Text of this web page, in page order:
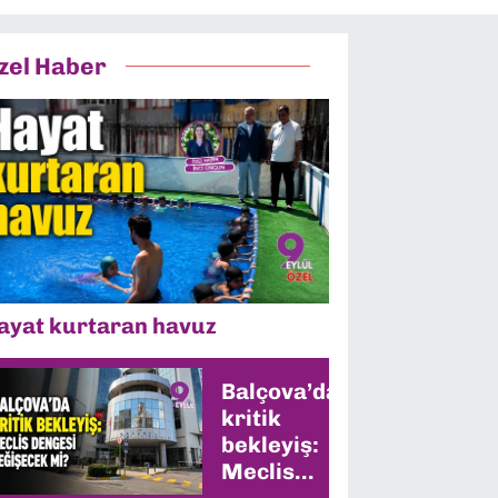
Haber
kurtaran havuz
Balçova’da
kritik
bekleyiş:
Meclis